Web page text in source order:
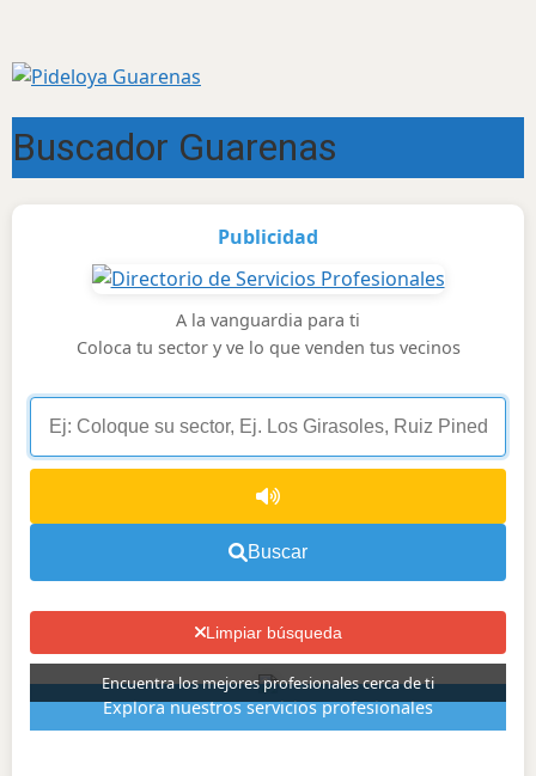
Buscador Guarenas
Publicidad
A la vanguardia para ti
Coloca tu sector y ve lo que venden tus vecinos
Buscar
Limpiar búsqueda
Explora nuestros servicios profesionales
Encuentra los mejores profesionales cerca de ti